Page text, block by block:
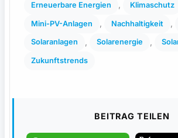
Erneuerbare Energien Klimaschutz
Mini-PV-Anlagen Nachhaltigkeit
Solaranlagen Solarenergie
Zukunftstrends
BEITRAG TEILEN